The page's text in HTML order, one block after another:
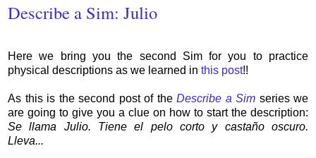
Describe a Sim: Julio
Here we bring you the second Sim for you to practice
physical descriptions as we learned in this post!!
As this is the second post of the Describe a Sim series we
are going to give you a clue on how to start the description:
Se llama Julio. Tiene el pelo corto y castaño oscuro.
Lleva...